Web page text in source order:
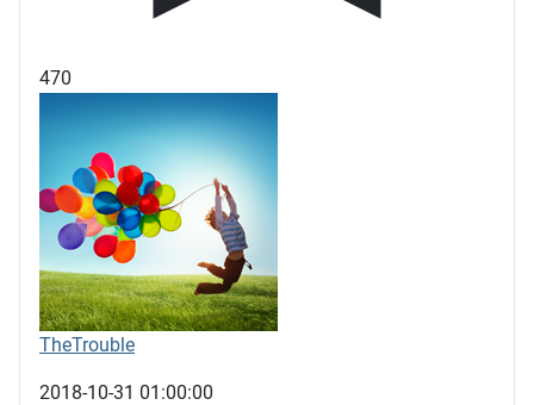
470
TheTrouble
2018-10-31 01:00:00